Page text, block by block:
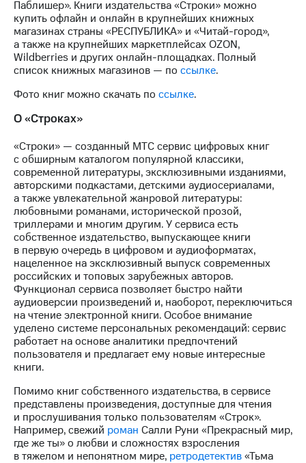
облигаций
Другое
Регистратор
Реквизиты
развитие
На главную
Паблишер». Книги издательства «Строки» можно
купить офлайн и онлайн в крупнейших книжных
магазинах страны «РЕСПУБЛИКА» и «Читай-город»,
а также на крупнейших маркетплейсах OZON,
Wildberries и других онлайн-площадках. Полный
список книжных магазинов — по ссылке.
Фото книг можно скачать по ссылке.
О «Строках»
«Строки» — созданный МТС сервис цифровых книг
с обширным каталогом популярной классики,
современной литературы, эксклюзивными изданиями,
авторскими подкастами, детскими аудиосериалами,
а также увлекательной жанровой литературы:
любовными романами, исторической прозой,
триллерами и многим другим. У сервиса есть
собственное издательство, выпускающее книги
в первую очередь в цифровом и аудиоформатах,
нацеленное на эксклюзивный выпуск современных
российских и топовых зарубежных авторов.
Функционал сервиса позволяет быстро найти
аудиоверсии произведений и, наоборот, переключиться
на чтение электронной книги. Особое внимание
уделено системе персональных рекомендаций: сервис
работает на основе аналитики предпочтений
пользователя и предлагает ему новые интересные
книги.
Помимо книг собственного издательства, в сервисе
представлены произведения, доступные для чтения
и прослушивания только пользователям «Строк».
Например, свежий роман Салли Руни «Прекрасный мир,
где же ты» о любви и сложностях взросления
в тяжелом и непонятном мире, ретродетектив«Тьма